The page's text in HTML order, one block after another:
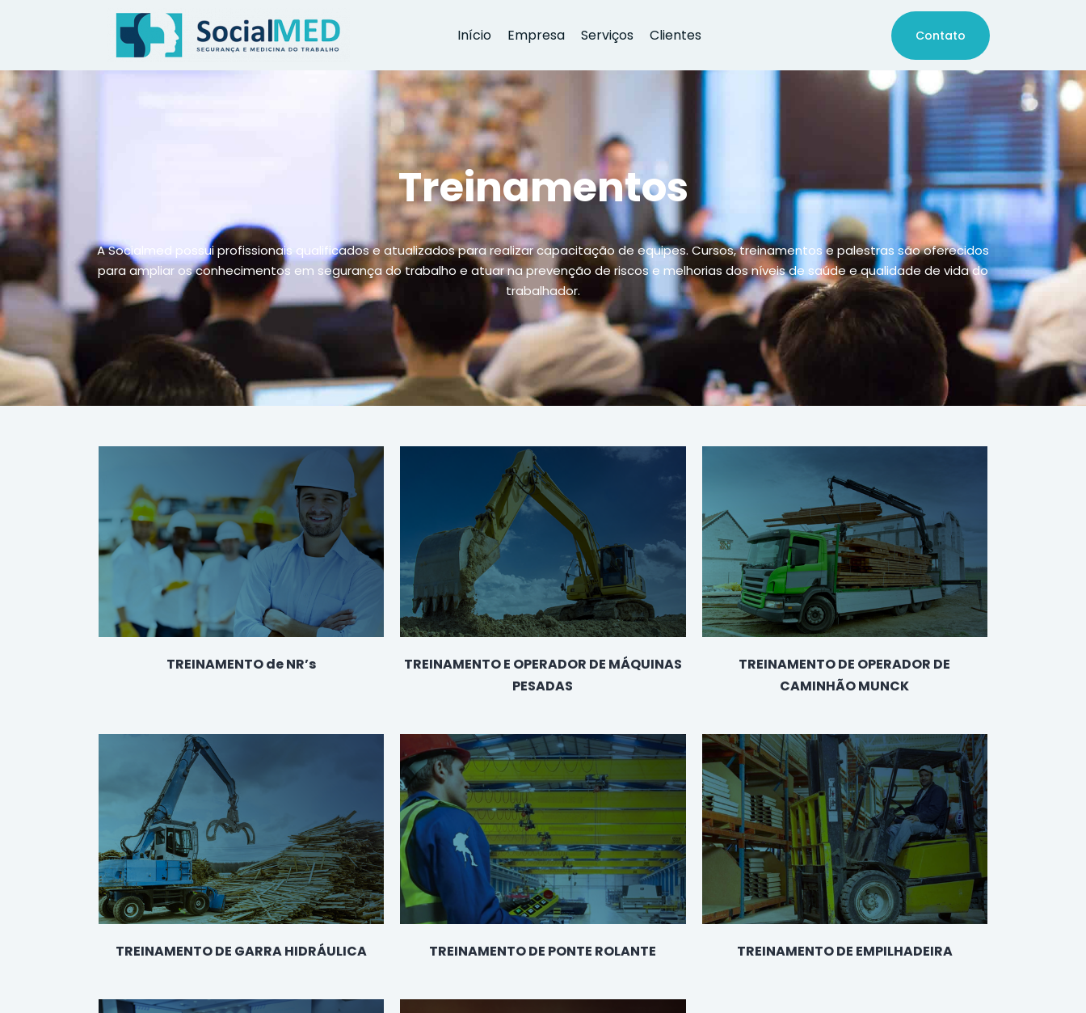
Início Empresa Serviços Clientes Contato
Treinamentos
A Socialmed possui profissionais qualificados e atualizados para realizar capacitação de equipes. Cursos, treinamentos e palestras são oferecidos
para ampliar os conhecimentos em segurança do trabalho e atuar na prevenção de riscos e melhorias dos níveis de saúde e qualidade de vida do
trabalhador.
TREINAMENTO de NR’s
TREINAMENTO E OPERADOR DE MÁQUINAS
PESADAS
TREINAMENTO DE OPERADOR DE
CAMINHÃO MUNCK
TREINAMENTO DE GARRA HIDRÁULICA TREINAMENTO DE PONTE ROLANTE TREINAMENTO DE EMPILHADEIRA